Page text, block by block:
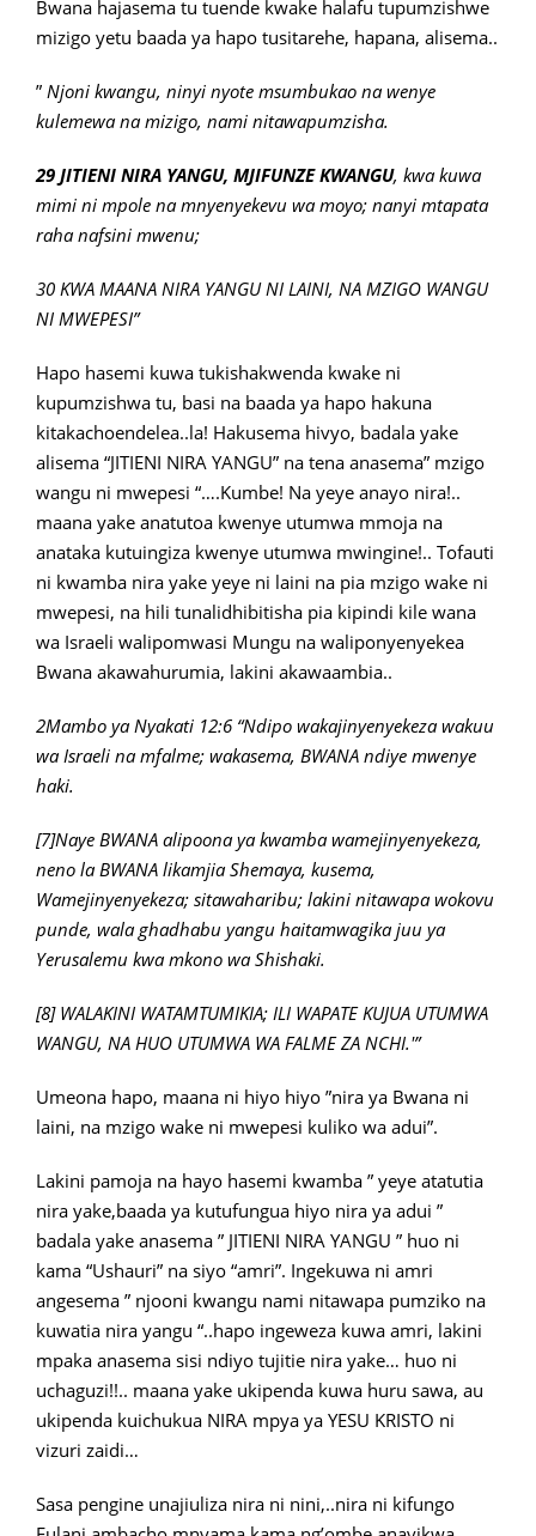
Bwana hajasema tu tuende kwake halafu tupumzishwe
mizigo yetu baada ya hapo tusitarehe, hapana, alisema..
” Njoni kwangu, ninyi nyote msumbukao na wenye
kulemewa na mizigo, nami nitawapumzisha.
29 JITIENI NIRA YANGU, MJIFUNZE KWANGU, kwa kuwa
mimi ni mpole na mnyenyekevu wa moyo; nanyi mtapata
raha nafsini mwenu;
30 KWA MAANA NIRA YANGU NI LAINI, NA MZIGO WANGU
NI MWEPESI”
Hapo hasemi kuwa tukishakwenda kwake ni
kupumzishwa tu, basi na baada ya hapo hakuna
kitakachoendelea..la! Hakusema hivyo, badala yake
alisema “JITIENI NIRA YANGU” na tena anasema” mzigo
wangu ni mwepesi “….Kumbe! Na yeye anayo nira!..
maana yake anatutoa kwenye utumwa mmoja na
anataka kutuingiza kwenye utumwa mwingine!.. Tofauti
ni kwamba nira yake yeye ni laini na pia mzigo wake ni
mwepesi, na hili tunalidhibitisha pia kipindi kile wana
wa Israeli walipomwasi Mungu na waliponyenyekea
Bwana akawahurumia, lakini akawaambia..
2Mambo ya Nyakati 12:6 “Ndipo wakajinyenyekeza wakuu
wa Israeli na mfalme; wakasema, BWANA ndiye mwenye
haki.
[7]Naye BWANA alipoona ya kwamba wamejinyenyekeza,
neno la BWANA likamjia Shemaya, kusema,
Wamejinyenyekeza; sitawaharibu; lakini nitawapa wokovu
punde, wala ghadhabu yangu haitamwagika juu ya
Yerusalemu kwa mkono wa Shishaki.
[8] WALAKINI WATAMTUMIKIA; ILI WAPATE KUJUA UTUMWA
WANGU, NA HUO UTUMWA WA FALME ZA NCHI.'”
Umeona hapo, maana ni hiyo hiyo ”nira ya Bwana ni
laini, na mzigo wake ni mwepesi kuliko wa adui”.
Lakini pamoja na hayo hasemi kwamba ” yeye atatutia
nira yake,baada ya kutufungua hiyo nira ya adui ”
badala yake anasema ” JITIENI NIRA YANGU ” huo ni
kama “Ushauri” na siyo “amri”. Ingekuwa ni amri
angesema ” njooni kwangu nami nitawapa pumziko na
kuwatia nira yangu “..hapo ingeweza kuwa amri, lakini
mpaka anasema sisi ndiyo tujitie nira yake… huo ni
uchaguzi!!.. maana yake ukipenda kuwa huru sawa, au
ukipenda kuichukua NIRA mpya ya YESU KRISTO ni
vizuri zaidi…
Sasa pengine unajiuliza nira ni nini,..nira ni kifungo